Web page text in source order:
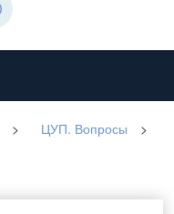
> ЦУП. Вопросы >